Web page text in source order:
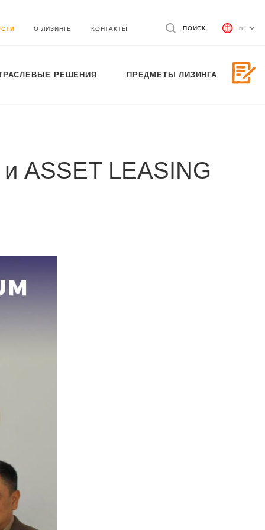
ПОИСК
О ЛИЗИНГЕ КОНТАКТЫ
РЕШЕНИЯ ПРЕДМЕТЫ ЛИЗИНГА
ASSET LEASING